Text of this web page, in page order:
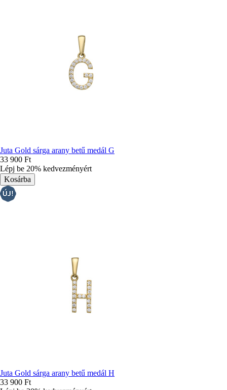
Juta Gold sárga arany betű medál G
33 900 Ft
Lépj be 20% kedvezményért
Juta Gold sárga arany betű medál H
33 900 Ft